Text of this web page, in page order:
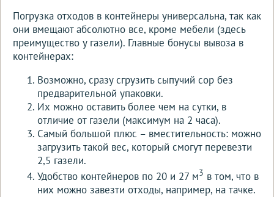
Погрузка отходов в контейнеры универсальна, так как
они вмещают абсолютно все, кроме мебели (здесь
преимущество у газели). Главные бонусы вывоза в
контейнерах:
Возможно, сразу сгрузить сыпучий сор без
предварительной упаковки.
Их можно оставить более чем на сутки, в
отличие от газели (максимум на 2 часа).
Самый большой плюс – вместительность: можно
загрузить такой вес, который смогут перевезти
2,5 газели.
Удобство контейнеров по 20 и 27 м3 в том, что в
них можно завезти отходы, например, на тачке.